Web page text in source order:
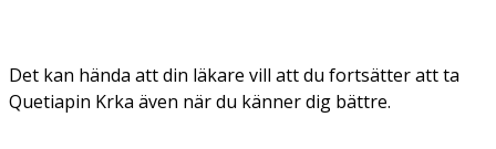
Det kan hända att din läkare vill att du fortsätter att ta
Quetiapin Krka även när du känner dig bättre.